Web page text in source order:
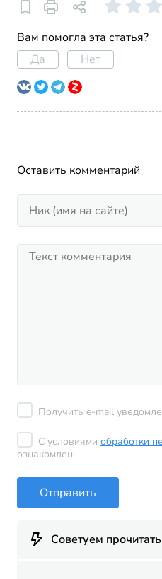
Вам помогла эта статья?
Да
Нет
Оставить комментарий
Получить e-mail
С условиями обработки
ознакомлен
Отправить
Советуем прочитать